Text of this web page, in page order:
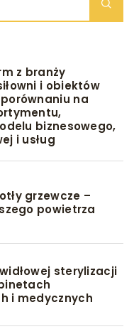
z branży
i obiektów
na
biznesowego,
i usług
grzewcze –
powietrza
sterylizacji
i medycznych